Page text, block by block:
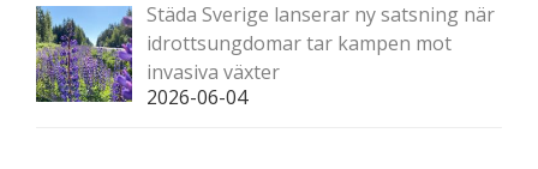
Städa Sverige lanserar ny satsning när
idrottsungdomar tar kampen mot
invasiva växter
2026-06-04